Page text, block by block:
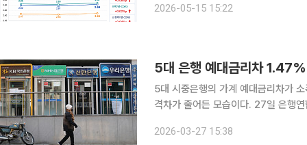
조달 비용이 다시 높아지면서 대출 금
2026-05-15 15:22
5대 은행 예대금리차
5대 시중은행의 가계 예대금리차가
격차가 줄어든 모습이다. 27일 은행연합회 공시에 따르면 5대 은행(KB국민·신한·우리·하나·NH농
금리차는 1.47%포인트(p)로 전월
2026-03-27 15:38